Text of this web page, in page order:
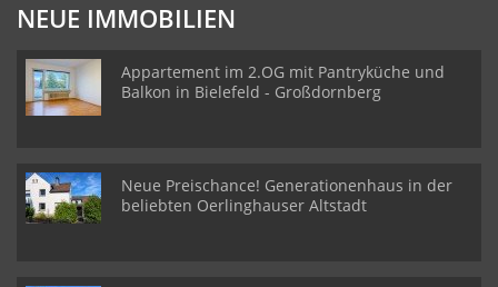
NEUE IMMOBILIEN
Appartement im 2.OG mit Pantryküche und
Balkon in Bielefeld - Großdornberg
Neue Preischance! Generationenhaus in der
beliebten Oerlinghauser Altstadt